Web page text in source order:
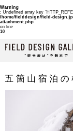
Warning
: Undefined array key
/home/fielddesign/field-
attachment.php
on line
10
五箇山宿泊